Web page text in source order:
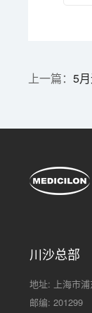
5月无锡
川沙总部
地址: 上海市
邮编: 201299